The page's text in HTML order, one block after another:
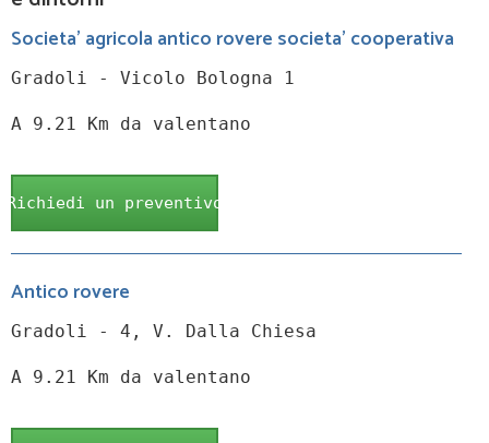
Societa' agricola antico rovere societa' cooperativa
Gradoli - Vicolo Bologna 1
A 9.21 Km da valentano
Richiedi un preventivo
Antico rovere
Gradoli - 4, V. Dalla Chiesa
A 9.21 Km da valentano